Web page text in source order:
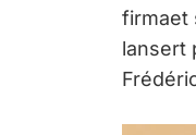
firmaet
lansert